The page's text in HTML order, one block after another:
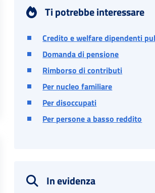
Ti potrebbe interessare
Credito e welfare dipendenti
Domanda di pensione
Rimborso di contributi
Per nucleo familiare
Per disoccupati
Per persone a basso reddito
In evidenza